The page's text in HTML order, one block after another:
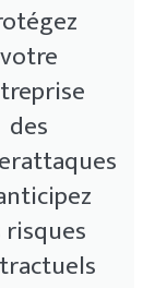
votre
des
risques